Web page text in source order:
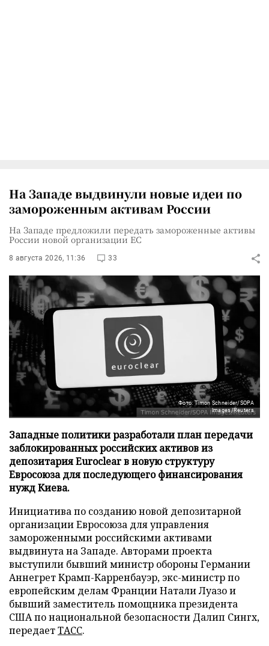
На Западе выдвинули новые идеи по
замороженным активам России
На Западе предложили передать замороженные активы
России новой организации ЕС
8 августа 2026, 11:36 33
Фото: Timon Schneider/SOPA
Images/Reuters
Западные политики разработали план передачи
заблокированных российских активов из
депозитария Euroclear в новую структуру
Евросоюза для последующего финансирования
нужд Киева.
Инициатива по созданию новой депозитарной
организации Евросоюза для управления
замороженными российскими активами
выдвинута на Западе. Авторами проекта
выступили бывший министр обороны Германии
Аннегрет Крамп-Карренбауэр, экс-министр по
европейским делам Франции Натали Луазо и
бывший заместитель помощника президента
США по национальной безопасности Далип Сингх,
передаетТАСС.